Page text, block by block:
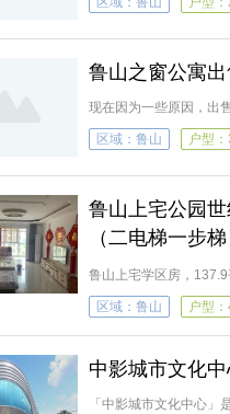
鲁山之窗公寓出
现在因为一些原因，出
区域：鲁山 户型
鲁山上宅公园
（二电梯一步梯
鲁山上宅学区房，
通透，售价68万，价格
区域：鲁山 户型
中影城市文化
「中影城市文化中心